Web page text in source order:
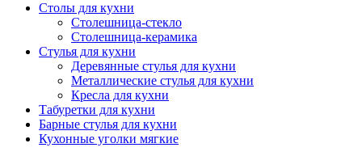
Столы для кухни
Столешница-стекло
Столешница-керамика
Стулья для кухни
Деревянные стулья для кухни
Металлические стулья для кухни
Кресла для кухни
Табуретки для кухни
Барные стулья для кухни
Кухонные уголки мягкие